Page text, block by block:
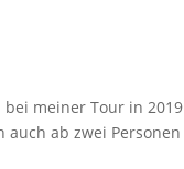
meiner Tour in 2019
ab zwei Personen